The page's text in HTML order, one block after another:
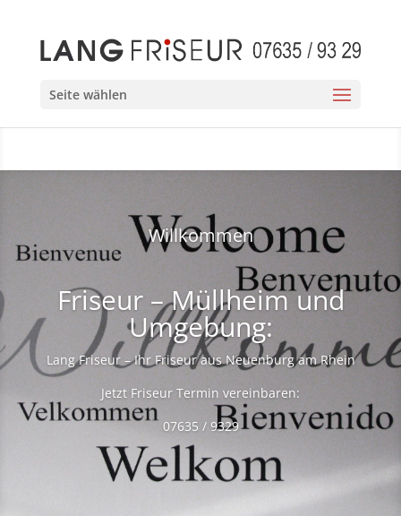
Seite wählen
Willkommen
Friseur – Müllheim und
Umgebung:
Lang Friseur – Ihr Friseur aus Neuenburg am Rhein
Jetzt Friseur Termin vereinbaren:
07635 / 9329